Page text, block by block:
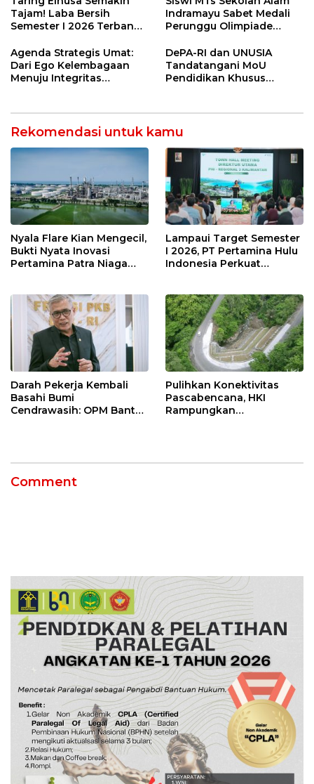
Tajam! Laba Bersih
Semester I 2026 Terbang
Jitu
Indramayu Sabet Medali
Perunggu Olimpiade
Nasional 2026
Agenda Strategis Umat:
Dari Ego Kelembagaan
Menuju Integritas
DePA-RI dan UNUSIA
Tandatangani MoU
Pendidikan Khusus
Rekomendasi untuk kamu
Nyala Flare Kian Mengecil,
Bukti Nyata Inovasi
Pertamina Patra Niaga
Lampaui Target Semester
I 2026, PT Pertamina Hulu
Indonesia Perkuat
Keselamatan Kerja
Darah Pekerja Kembali
Basahi Bumi
Cendrawasih: OPM Bantai
Pulihkan Konektivitas
Pascabencana, HKI
Rampungkan
Comment